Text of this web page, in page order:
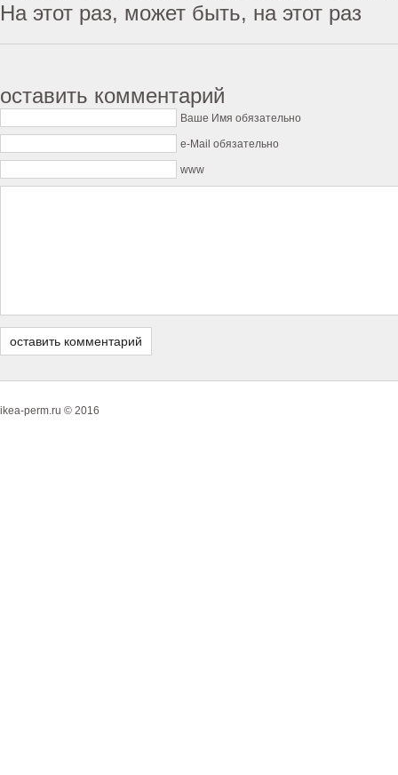
На этот раз, может быть, на этот раз
оставить комментарий
Ваше Имя обязательно
e-Mail обязательно
www
ikea-perm.ru © 2016